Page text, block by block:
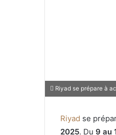
Riyad se prépare à
Riyad se
2025. Du 9 au